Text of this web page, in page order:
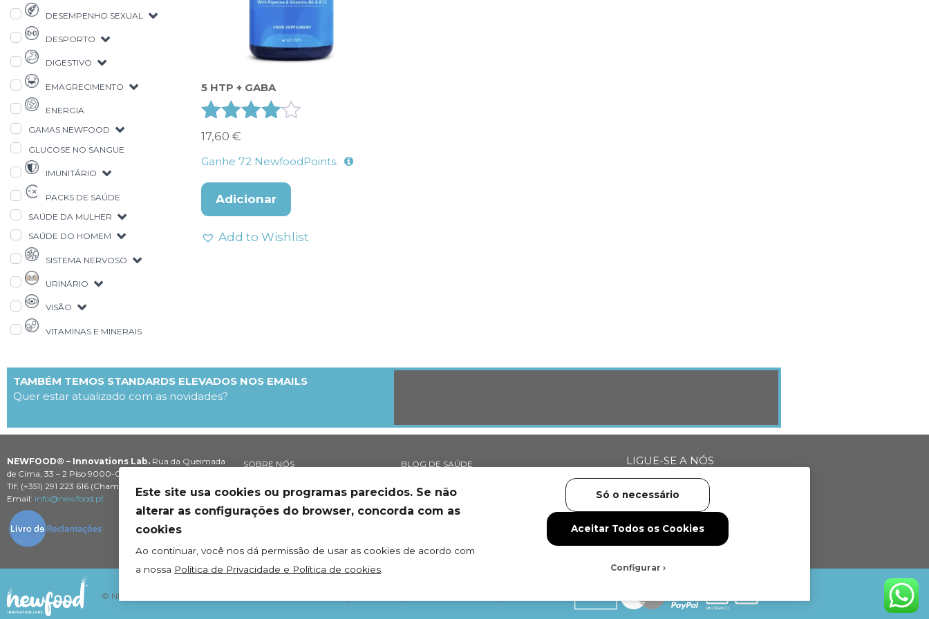
DESEMPENHO SEXUAL
DESPORTO
DIGESTIVO
EMAGRECIMENTO
ENERGIA
GAMAS NEWFOOD
GLUCOSE NO SANGUE
IMUNITÁRIO
PACKS DE SAÚDE
SAÚDE DA MULHER
SAÚDE DO HOMEM
SISTEMA NERVOSO
URINÁRIO
VISÃO
VITAMINAS E MINERAIS
5 HTP + GABA
Avaliação
4.00
17,60€
Ganhe 72 NewfoodPoints.
Adicionar
Add to Wishlist
TAMBÉM TEMOS STANDARDS ELEVADOS NOS EMAILS
Quer estar atualizado com as novidades?
NEWFOOD® – Innovations Lab. Rua da Queimada
de Cima, 33 – 2 Piso 9000-065 Funchal – PORTUGAL
Tlf: (+351) 291 223 616 (Chamada para rede fixa nacional)
Email: info@newfood.pt
SOBRE NÓS
EMBAIXADORES NEWFOOD®
DISTRIBUIDORES
INTERNATIONAL DISTRIBUTORS
BLOG DE SAÚDE
TROCAS E DEVOLUÇÕES
MÉTODOS DE PAGAMENTO
DEP. TÉCNICO
LIGUE-SE A NÓS
© NEWFOOD - All rights reserved
Este site usa cookies ou programas parecidos. Se não
alterar as configurações do browser, concorda com as
cookies
Ao continuar, você nos dá permissão de usar as cookies de acordo com
a nossa Política de Privacidade e Política de cookies
Só o necessário
Aceitar Todos os Cookies
Configurar